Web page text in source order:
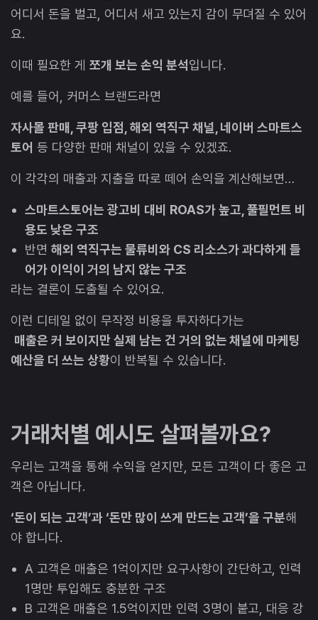
어디서 돈을 벌고, 어디서 새고 있는지 감이 무뎌질 수 있어
요.
이때 필요한 게 쪼개 보는 손익 분석입니다.
예를 들어, 커머스 브랜드라면
자사몰 판매, 쿠팡 입점, 해외 역직구 채널, 네이버 스마트스
토어 등 다양한 판매 채널이 있을 수 있겠죠.
이 각각의 매출과 지출을 따로 떼어 손익을 계산해보면…
스마트스토어는 광고비 대비 ROAS가 높고, 풀필먼트 비
용도 낮은 구조
반면 해외 역직구는 물류비와 CS 리소스가 과다하게 들
어가 이익이 거의 남지 않는 구조
라는 결론이 도출될 수 있어요.
이런 디테일 없이 무작정 비용을 투자하다가는
매출은 커 보이지만 실제 남는 건 거의 없는 채널에 마케팅
예산을 더 쓰는 상황이 반복될 수 있습니다.
거래처별 예시도 살펴볼까요?
우리는 고객을 통해 수익을 얻지만, 모든 고객이 다 좋은 고
객은 아닙니다.
‘돈이 되는 고객’과 ‘돈만 많이 쓰게 만드는 고객’을 구분해
야 합니다.
A 고객은 매출은 1억이지만 요구사항이 간단하고, 인력
1명만 투입해도 충분한 구조
B 고객은 매출은 1.5억이지만 인력 3명이 붙고, 대응 강